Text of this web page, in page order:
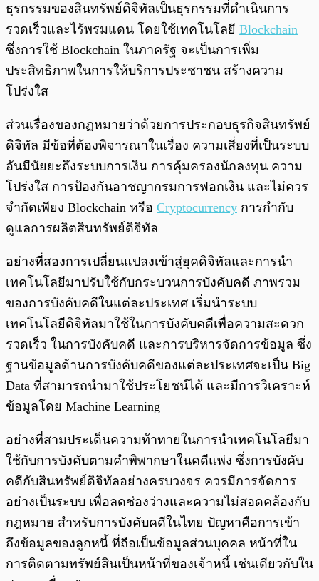
ธุรกรรมของสินทรัพย์ดิจิทัลเป็นธุรกรรมที่ดำเนินการ
รวดเร็วและไร้พรมแดน โดยใช้เทคโนโลยี Blockchain
ซึ่งการใช้ Blockchain ในภาครัฐ จะเป็นการเพิ่ม
ประสิทธิภาพในการให้บริการประชาชน สร้างความ
โปร่งใส
ส่วนเรื่องของกฏหมายว่าด้วยการประกอบธุรกิจสินทรัพย์
ดิจิทัล มีข้อที่ต้องพิจารณาในเรื่อง ความเสี่ยงที่เป็นระบบ
อันมีนัยยะถึงระบบการเงิน การคุ้มครองนักลงทุน ความ
โปร่งใส การป้องกันอาชญากรมการฟอกเงิน และไม่ควร
จำกัดเพียง Blockchain หรือ Cryptocurrency การกำกับ
ดูแลการผลิตสินทรัพย์ดิจิทัล
อย่างที่สองการเปลี่ยนแปลงเข้าสู่ยุคดิจิทัลและการนำ
เทคโนโลยีมาปรับใช้กับกระบวนการบังคับคดี ภาพรวม
ของการบังคับคดีในแต่ละประเทศ เริ่มนำระบบ
เทคโนโลยีดิจิทัลมาใช้ในการบังคับคดีเพื่อความสะดวก
รวดเร็ว ในการบังคับคดี และการบริหารจัดการข้อมูล ซึ่ง
ฐานข้อมูลด้านการบังคับคดีของแต่ละประเทศจะเป็น Big
Data ที่สามารถนำมาใช้ประโยชน์ได้ และมีการวิเคราะห์
ข้อมูลโดย Machine Learning
อย่างที่สามประเด็นความท้าทายในการนำเทคโนโลยีมา
ใช้กับการบังคับตามคำพิพากษาในคดีแพ่ง ซึ่งการบังคับ
คดีกับสินทรัพย์ดิจิทัลอย่างครบวงจร ควรมีการจัดการ
อย่างเป็นระบบ เพื่อลดช่องว่างและความไม่สอดคล้องกับ
กฎหมาย สำหรับการบังคับคดีในไทย ปัญหาคือการเข้า
ถึงข้อมูลของลูกหนี้ ที่ถือเป็นข้อมูลส่วนบุคคล หน้าที่ใน
การติดตามทรัพย์สินเป็นหน้าที่ของเจ้าหนี้ เช่นเดียวกับใน